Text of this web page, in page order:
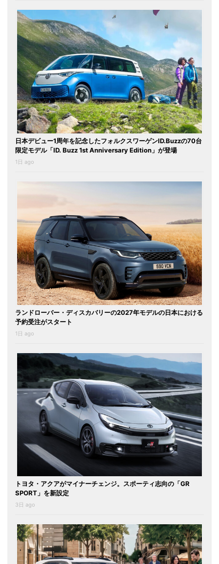
日本デビュー1周年を記念したフォルクスワーゲンID.Buzzの70台
限定モデル「ID. Buzz 1st Anniversary Edition」が登場
1日 ago
ランドローバー・ディスカバリーの2027年モデルの日本における
予約受注がスタート
1日 ago
トヨタ・アクアがマイナーチェンジ。スポーティ志向の「GR
SPORT」を新設定
3日 ago